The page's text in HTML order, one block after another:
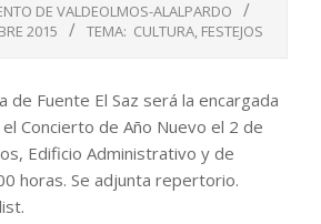
DE VALDEOLMOS-ALALPARDO
2015 TEMA: CULTURA, FESTEJOS
de Fuente El Saz será la encargada
Concierto de Año Nuevo el 2 de
Edificio Administrativo y de
horas. Se adjunta repertorio.